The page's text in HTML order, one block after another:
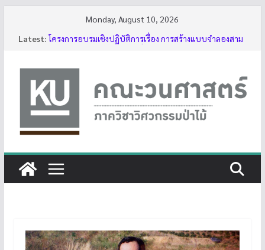
Monday, August 10, 2026
Latest: โครงการอบรมเชิงปฏิบัติการเรื่อง การสร้างแบบจำลองสาม
กิจกรรมนิสิต ปีการศึกษา 2569
ทุนสนับสนุนโครงงานนิสิตผ่านอาจารย์ที่ปรึกษา
บรรยากาศการอบรมเชิงปฏิบัติการเรื่อง การสร้างแบบ
จำลองสามมิติของต้นไม้ด้วย LiDAR รุ่นที่ 5